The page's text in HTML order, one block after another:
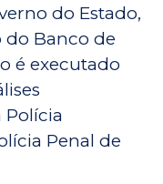
do Estado,
Banco de
é executado
Polícia
Penal de